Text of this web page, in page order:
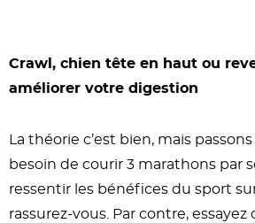
Crawl, chien tête en haut ou
améliorer votre digestion
La théorie c’est bien, mais
besoin de courir 3 marathons par
ressentir les bénéfices du sport
rassurez-vous. Par contre,